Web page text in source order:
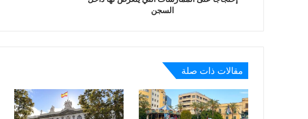
السجن
مقالات ذات صلة